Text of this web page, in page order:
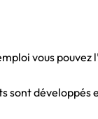
vous pouvez
sont développés